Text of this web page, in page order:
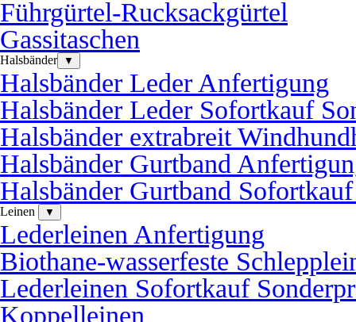
Führgürtel-Rucksackgürtel
Gassitaschen
Halsbänder ▼
Halsbänder Leder Anfertigung
Halsbänder Leder Sofortkauf
Halsbänder extrabreit
Halsbänder Gurtband
Halsbänder Gurtband
Leinen ▼
Lederleinen Anfertigung
Biothane-wasserfeste
Lederleinen Sofortkauf
Koppelleinen